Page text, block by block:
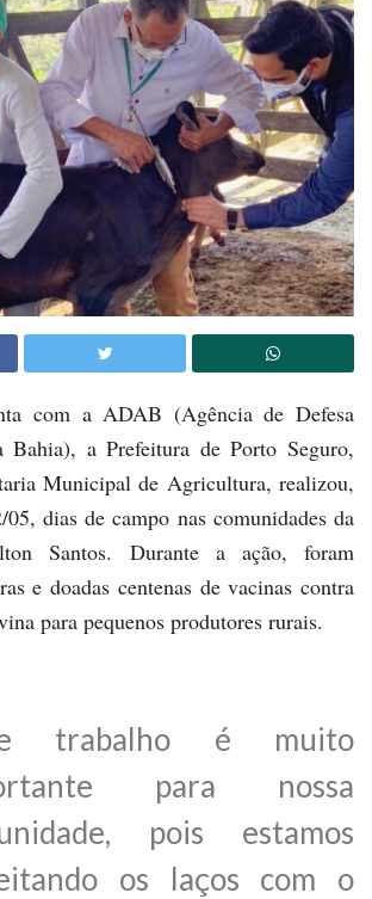
com a ADAB (Agência de Defesa
Bahia), a Prefeitura de Porto Seguro,
Municipal de Agricultura, realizou,
dias de campo nas comunidades da
Santos. Durante a ação, foram
e doadas centenas de vacinas contra
para pequenos produtores rurais.
trabalho é muito
para nossa
pois estamos
os laços com o